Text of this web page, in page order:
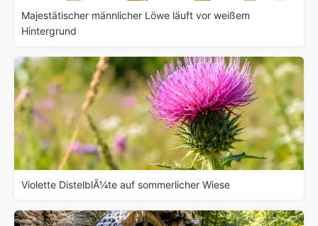
Majestätischer männlicher Löwe läuft vor weißem
Hintergrund
Violette DistelblÃ¼te auf sommerlicher Wiese